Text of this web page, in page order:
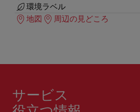
環境ラベル
地図
周辺の見どころ
サービス